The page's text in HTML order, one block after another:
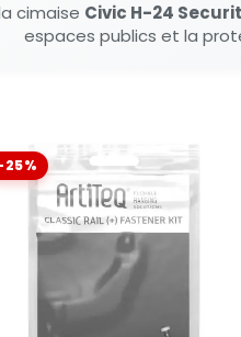
cimaise Civic H-24
espaces publics et la
25%